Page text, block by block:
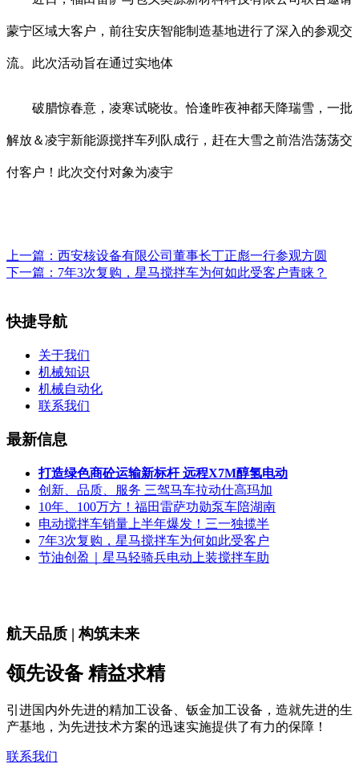
蒙宁区域大客户，前往安庆智能制造基地进行了深入的参观交
流。此次活动旨在通过实地体
破腊惊春意，凌寒试晓妆。恰逢昨夜神都天降瑞雪，一批
解放＆凌宇新能源搅拌车列队成行，赶在大雪之前浩浩荡荡交
付客户！此次交付对象为凌宇
上一篇： 西安核设备有限公司董事长丁正彪一行参观方圆
下一篇： 7年3次复购，星马搅拌车为何如此受客户青睐？
快捷导航
关于我们
机械知识
机械自动化
联系我们
最新信息
打造绿色商砼运输新标杆 远程X7M醇氢电动
创新、品质、服务 三驾马车拉动仕高玛加
10年、100万方！福田雷萨功勋泵车陪湖南
电动搅拌车销量上半年爆发！三一独揽半
7年3次复购，星马搅拌车为何如此受客户
节油创盈｜星马轻骑兵电动上装搅拌车助
航天品质 | 构筑未来
领先设备 精益求精
引进国内外先进的精加工设备、钣金加工设备，造就先进的生
产基地，为先进技术方案的迅速实施提供了有力的保障！
联系我们